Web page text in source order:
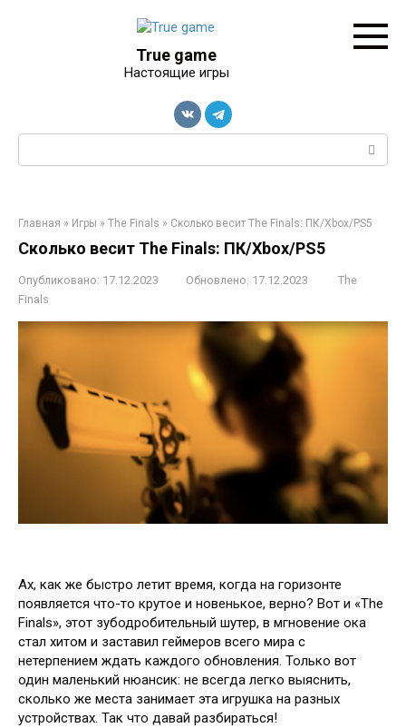
True game
Настоящие игры
Поиск:
Главная » Игры » The Finals » Сколько весит The Finals: ПК/Xbox/PS5
Сколько весит The Finals: ПК/Xbox/PS5
Опубликовано: 17.12.2023 Обновлено: 17.12.2023
The
Finals
Ах, как же быстро летит время, когда на горизонте
появляется что-то крутое и новенькое, верно? Вот и «The
Finals», этот зубодробительный шутер, в мгновение ока
стал хитом и заставил геймеров всего мира с
нетерпением ждать каждого обновления. Только вот
один маленький нюансик: не всегда легко выяснить,
сколько же места занимает эта игрушка на разных
устройствах. Так что давай разбираться!